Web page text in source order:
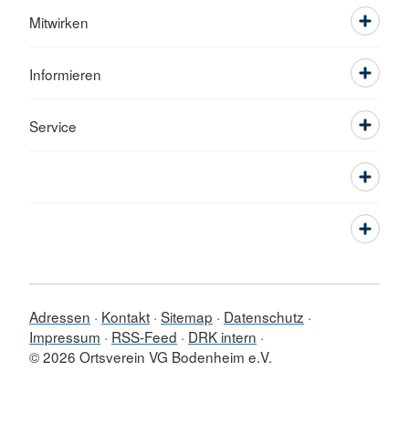
Mitwirken
Informieren
Service
Adressen Kontakt Sitemap
Datenschutz
Impressum
RSS-Feed
DRK intern
© 2026 Ortsverein VG Bodenheim e.V.